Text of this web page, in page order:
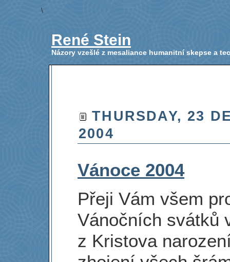
\
René Stein
Názory vzešlé z mesaliance humanitní skepse a
THURSDAY, 23
2004
Vánoce 2004
Přeji Vám všem
Vánočních svátků
z Kristova